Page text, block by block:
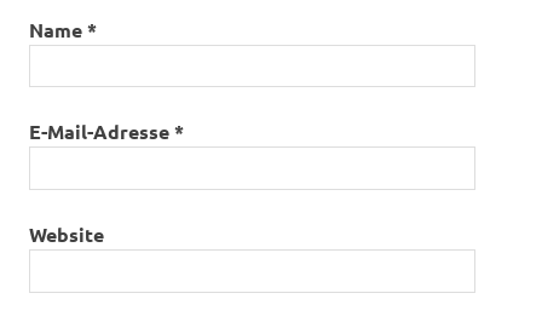
Name*
E-Mail-Adresse*
Website